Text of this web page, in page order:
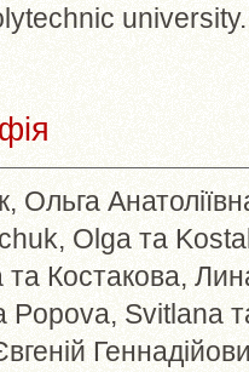
Ольга
Olga та
та Костакова,
Popova, Svitlana